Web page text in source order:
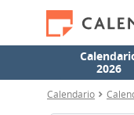
2026
Calendario